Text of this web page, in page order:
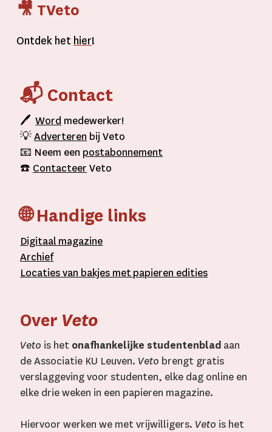
🎥 TVeto
Ontdek het hier!
📬 Contact
🖊Word medewerker!
💡Adverteren bij Veto
📧 Neem een postabonnement
☎️ Contacteer Veto
🌐 Handige links
Digitaal magazine
Archief
Locaties van bakjes metpapieren edities
Over Veto
Veto is het onafhankelijke studentenblad aan
de Associatie KU Leuven. Veto brengt gratis
verslaggeving voor studenten, elke dag online en
elke drie weken in een papieren magazine.
Hiervoor werken we met vrijwilligers. Veto is het